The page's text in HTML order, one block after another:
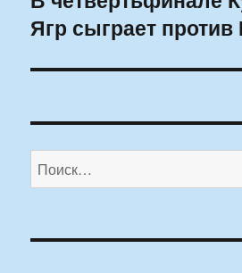
запись:
Ягр сыграет против
Искать: